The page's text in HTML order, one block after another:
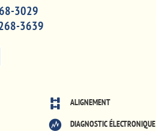
3029
3639
ALIGNEMENT
DIAGNOSTIC ÉLECTRONIQUE